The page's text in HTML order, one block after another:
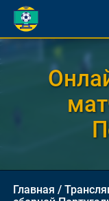
Главная /